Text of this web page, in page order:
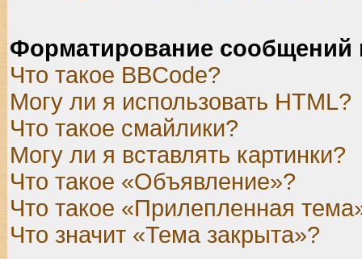
Форматирование сообщений
Что такое BBCode?
Могу ли я использовать HTML?
Что такое смайлики?
Могу ли я вставлять картинки?
Что такое «Объявление»?
Что такое «Прилепленная
Что значит «Тема закрыта»?